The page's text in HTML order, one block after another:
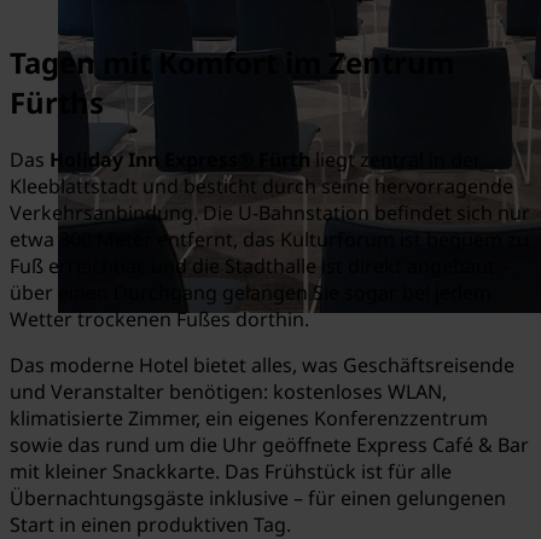
Tagen mit Komfort im Zentrum
Fürths
Das Holiday Inn Express® Fürth liegt zentral in der
Kleeblattstadt und besticht durch seine hervorragende
Verkehrsanbindung. Die U-Bahnstation befindet sich nur
etwa 300 Meter entfernt, das Kulturforum ist bequem zu
Fuß erreichbar, und die Stadthalle ist direkt angebaut –
über einen Durchgang gelangen Sie sogar bei jedem
Wetter trockenen Fußes dorthin.
Das moderne Hotel bietet alles, was Geschäftsreisende
und Veranstalter benötigen: kostenloses WLAN,
klimatisierte Zimmer, ein eigenes Konferenzzentrum
sowie das rund um die Uhr geöffnete Express Café & Bar
mit kleiner Snackkarte. Das Frühstück ist für alle
Übernachtungsgäste inklusive – für einen gelungenen
Start in einen produktiven Tag.